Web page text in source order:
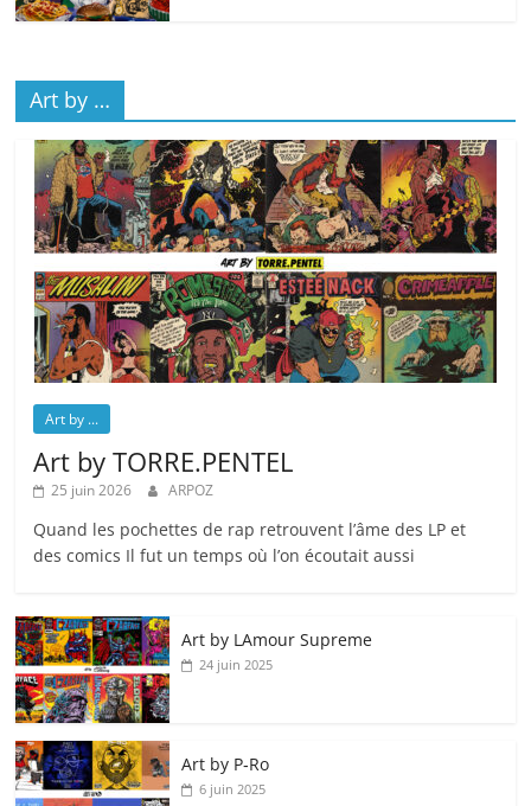
Art by …
Art by ...
Art by TORRE.PENTEL
25 juin 2026 ARPOZ
Quand les pochettes de rap retrouvent l’âme des LP et
des comics Il fut un temps où l’on écoutait aussi
Art by LAmour Supreme
24 juin 2025
Art by P‑Ro
6 juin 2025